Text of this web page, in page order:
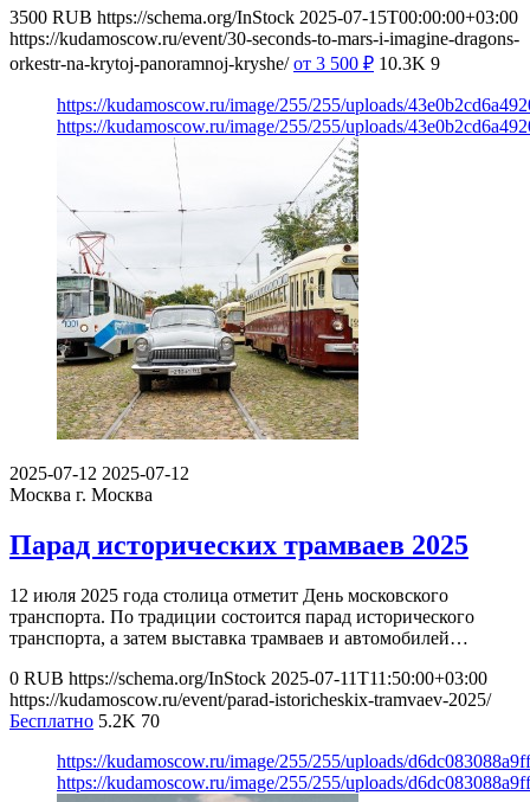
3500 RUB https://schema.org/InStock 2025-07-15T00:00:00+03:00
https://kudamoscow.ru/event/30-seconds-to-mars-i-imagine-dragons-
orkestr-na-krytoj-panoramnoj-kryshe/ от 3 500 ₽ 10.3K 9
https://kudamoscow.ru/image/255/255/uploads/
https://kudamoscow.ru/image/255/255/uploads/
2025-07-12 2025-07-12
Москва г. Москва
Парад исторических трамваев 2025
12 июля 2025 года столица отметит День московского
транспорта. По традиции состоится парад исторического
транспорта, а затем выставка трамваев и автомобилей…
0 RUB https://schema.org/InStock 2025-07-11T11:50:00+03:00
https://kudamoscow.ru/event/parad-istoricheskix-tramvaev-2025/
Бесплатно 5.2K 70
https://kudamoscow.ru/image/255/255/uploads/
https://kudamoscow.ru/image/255/255/uploads/